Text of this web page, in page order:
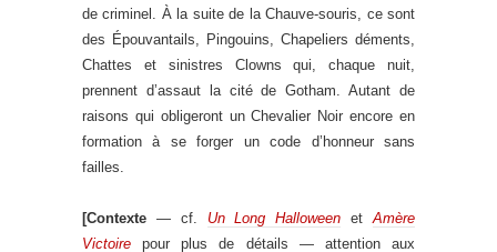
de criminel. À la suite de la Chauve-souris, ce sont
des Épouvantails, Pingouins, Chapeliers déments,
Chattes et sinistres Clowns qui, chaque nuit,
prennent d’assaut la cité de Gotham. Autant de
raisons qui obligeront un Chevalier Noir encore en
formation à se forger un code d’honneur sans
failles.
[Contexte — cf. Un Long Halloween etAmère
Victoire pour plus de détails — attention aux